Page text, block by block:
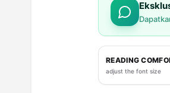
READING
adjust the font size